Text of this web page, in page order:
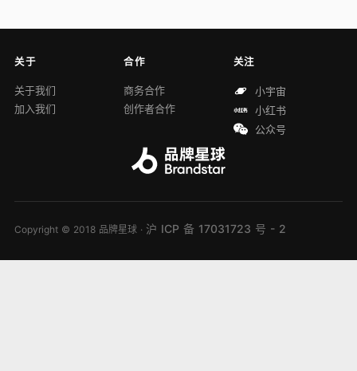
关于
关于我们
加入我们
合作
商务合作
创作者合作
关注
小宇宙
小红书
公众号
Copyright © 2018 品牌星球 · 沪 ICP 备 17031723 号 - 2